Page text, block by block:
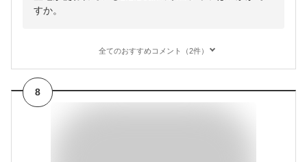
すか。
全てのおすすめコメント（2件）
8